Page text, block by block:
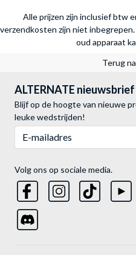
Alle prijzen zijn inclusief btw
verzendkosten zijn niet inbegrepen.
oud apparaat
Terug
ALTERNATE nieuwsbrief
Blijf op de hoogte van nieuwe
leuke wedstrijden!
Volg ons op sociale media.